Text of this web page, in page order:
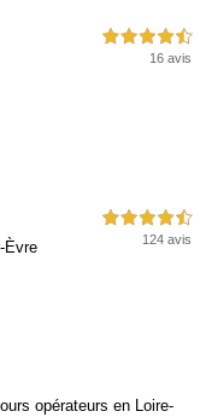
4,5 étoiles sur 5
16 avis
Èvre
4,5 étoiles sur 5
124 avis
opérateurs en Loire-